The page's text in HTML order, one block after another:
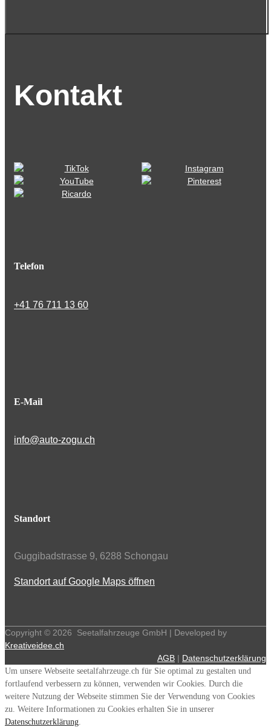
Kontakt
Telefon
+41 76 711 13 60
E-Mail
info@auto-zogu.ch
Standort
Guggibadstrasse 9, 6288 Schongau
Standort auf Google Maps öffnen
Copyright © 2026
Seetalfahrzeuge GmbH | Developed by
Kreativeidee.ch
AGB | Datenschutzerklärung
Um unsere Webseite seetalfahrzeuge.ch für Sie optimal zu gestalten und
fortlaufend verbessern zu können, verwenden wir Cookies. Durch die
weitere Nutzung der Webseite stimmen Sie der Verwendung von Cookies
zu. Weitere Informationen zu Cookies erhalten Sie in unserer
Datenschutzerklärung